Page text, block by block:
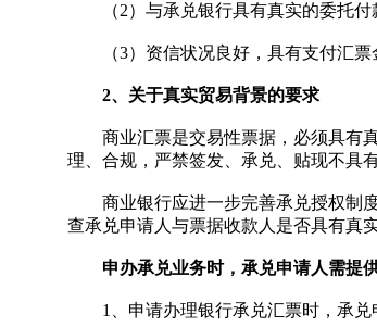
（2）与承兑银行具有真实的委托付
（3）资信状况良好，具有支付汇票
2、关于真实贸易背景的要求
商业汇票是交易性票据，必须具有真
理、合规，严禁签发、承兑、贴现不具
商业银行应进一步完善承兑授权制度
查承兑申请人与票据收款人是否具有真
申办承兑业务时，承兑申请人需提供
1、申请办理银行承兑汇票时，承兑